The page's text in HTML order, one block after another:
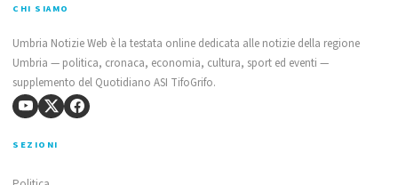
CHI SIAMO
Umbria Notizie Web è la testata online dedicata alle notizie della regione
Umbria — politica, cronaca, economia, cultura, sport ed eventi —
supplemento del Quotidiano ASI TifoGrifo.
SEZIONI